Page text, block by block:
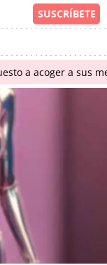
a acoger a sus